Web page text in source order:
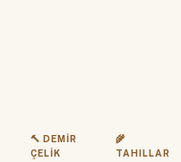
🔨 DEMIR
ÇELIK
🌾
TAHILLAR